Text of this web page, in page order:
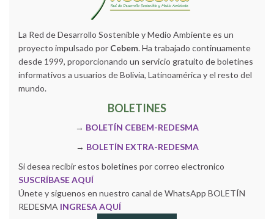
La Red de Desarrollo Sostenible y Medio Ambiente es un
proyecto impulsado por Cebem. Ha trabajado continuamente
desde 1999, proporcionando un servicio gratuito de boletines
informativos a usuarios de Bolivia, Latinoamérica y el resto del
mundo.
BOLETINES
→ BOLETÍN CEBEM-REDESMA
→ BOLETÍN EXTRA-REDESMA
Si desea recibir estos boletines por correo electronico
SUSCRÍBASE AQUÍ
Únete y siguenos en nuestro canal de WhatsApp BOLETÍN
REDESMA INGRESA AQUÍ